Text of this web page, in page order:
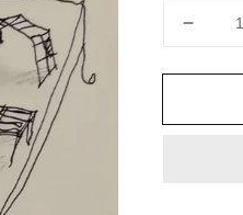
Reducir
para
en